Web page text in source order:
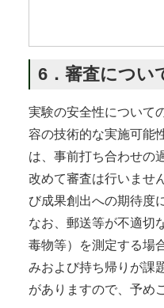
6．審査につい
実験の安全性について
容の技術的な実施可能
は、事前打ち合わせの
改めて審査は行いませ
び成果創出への期待度
なお、郵送等が不適切
毒物等）を測定する場
みおよび持ち帰りが課
がありますので、予め